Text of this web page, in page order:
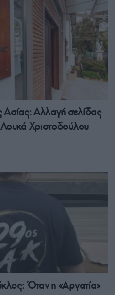
Αλλαγή σελίδας
Λουκά Χριστοδούλου
Όταν η «Αργατία»